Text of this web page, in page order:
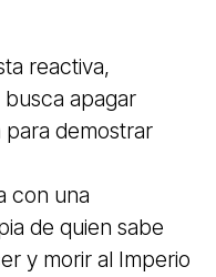
reactiva,
apagar
demostrar
con una
de quien sabe
y morir al Imperio